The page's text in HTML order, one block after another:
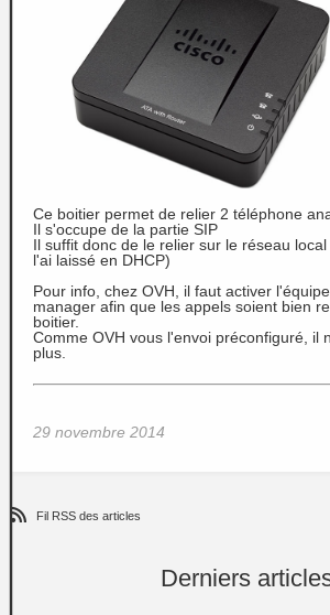
Ce boitier permet de relier 2 téléphone
Il s'occupe de la partie SIP
Il suffit donc de le relier sur le réseau
l'ai laissé en DHCP)
Pour info, chez OVH, il faut activer
manager afin que les appels soient bien
boitier.
Comme OVH vous l'envoi préconfiguré, il
plus.
29 novembre 2014
Fil RSS des articles
Derniers